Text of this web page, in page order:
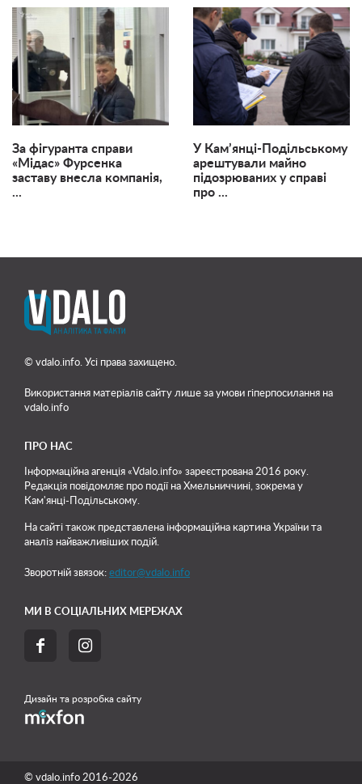
За фігуранта справи
«Мідас» Фурсенка
заставу внесла компанія,
...
У Кам’янці-Подільському
арештували майно
підозрюваних у справі
про ...
© vdalo.info. Усі права захищено.
Використання матеріалів сайту лише за умови гіперпосилання на
vdalo.info
ПРО НАС
Інформаційна агенція «Vdalo.info» зареєстрована 2016 року.
Редакція повідомляє про події на Хмельниччині, зокрема у
Кам'янці-Подільському.
На сайті також представлена інформаційна картина України та
аналіз найважливіших подій.
Зворотній звязок: editor@vdalo.info
МИ В СОЦІАЛЬНИХ МЕРЕЖАХ
 
Дизайн та розробка сайту
© vdalo.info 2016-2026